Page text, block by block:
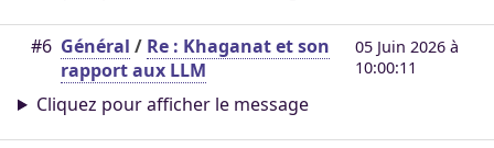
#6 Général / Re : Khaganat et son
rapport aux LLM
05 Juin 2026 à
10:00:11
Cliquez pour afficher le message